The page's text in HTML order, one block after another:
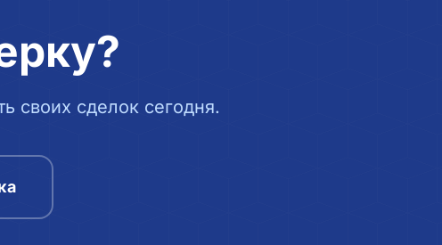
своих сделок сегодня.